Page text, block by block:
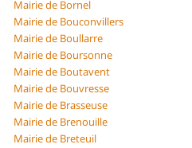
Mairie de Bornel
Mairie de Bouconvillers
Mairie de Boullarre
Mairie de Boursonne
Mairie de Boutavent
Mairie de Bouvresse
Mairie de Brasseuse
Mairie de Brenouille
Mairie de Breteuil